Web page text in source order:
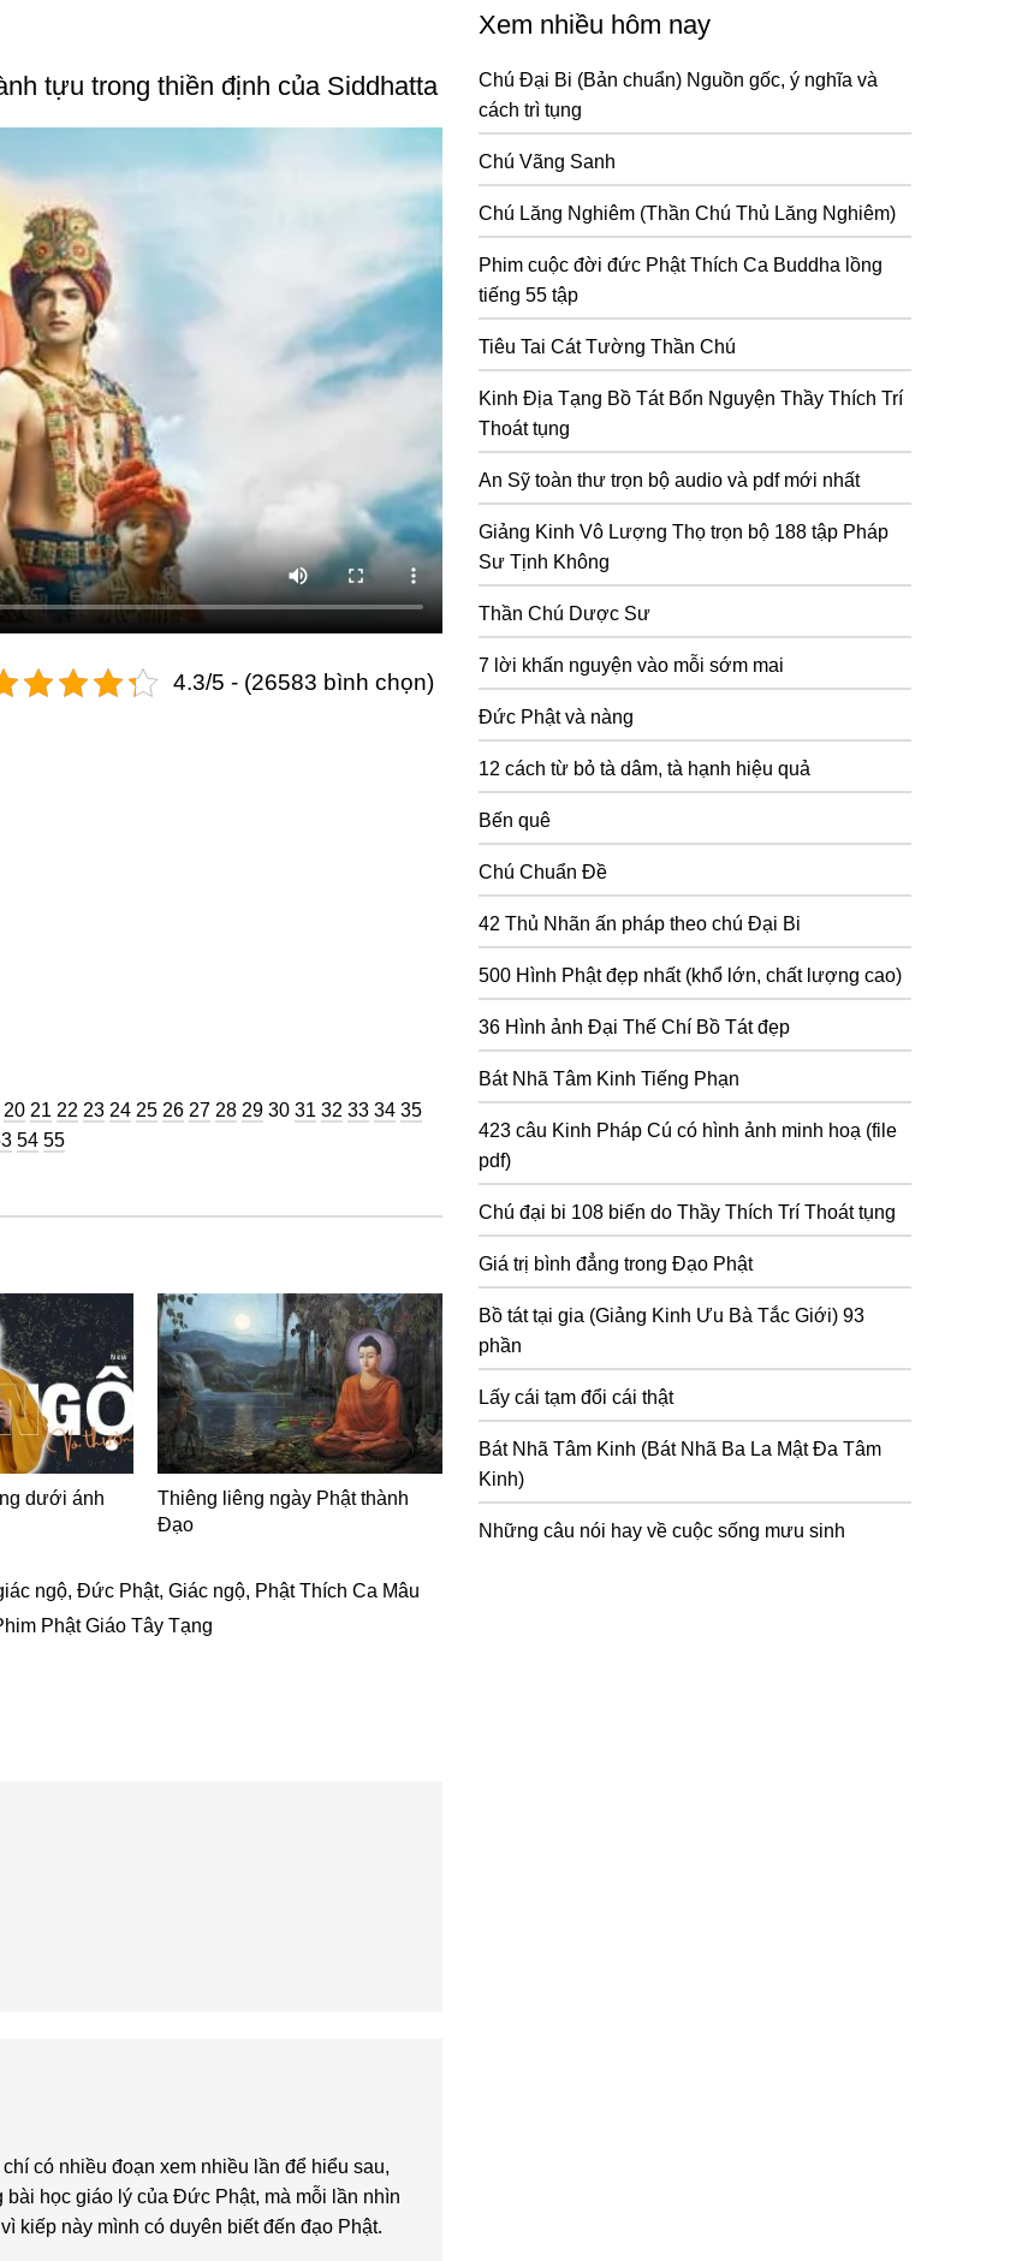
tựu trong thiền định của Siddhatta
4.3/5 - (26583 bình chọn)
Trang
20 Trang
21 Trang
22 Trang
23 Trang
24 Trang
25 Trang
26 Trang
27 Trang
28 Trang
29 Trang
30 Trang
31 Trang
32 Trang
33 Trang
34 Trang
35Trang
Trang
54 Trang
55
dưới ánh
Thiêng liêng ngày Phật thành
Đạo
ngộ, Đức Phật, Giác ngộ, Phật Thích Ca Mâu
Phật Giáo Tây Tạng
có nhiều đoạn xem nhiều lần để hiểu sau,
học giáo lý của Đức Phật, mà mỗi lần nhìn
kiếp này mình có duyên biết đến đạo Phật.
Xem nhiều hôm nay
Chú Đại Bi (Bản chuẩn) Nguồn gốc, ý nghĩa và
cách trì tụng
Chú Vãng Sanh
Chú Lăng Nghiêm (Thần Chú Thủ Lăng Nghiêm)
Phim cuộc đời đức Phật Thích Ca Buddha lồng
tiếng 55 tập
Tiêu Tai Cát Tường Thần Chú
Kinh Địa Tạng Bồ Tát Bổn Nguyện Thầy Thích Trí
Thoát tụng
An Sỹ toàn thư trọn bộ audio và pdf mới nhất
Giảng Kinh Vô Lượng Thọ trọn bộ 188 tập Pháp
Sư Tịnh Không
Thần Chú Dược Sư
7 lời khấn nguyện vào mỗi sớm mai
Đức Phật và nàng
12 cách từ bỏ tà dâm, tà hạnh hiệu quả
Bến quê
Chú Chuẩn Đề
42 Thủ Nhãn ấn pháp theo chú Đại Bi
500 Hình Phật đẹp nhất (khổ lớn, chất lượng cao)
36 Hình ảnh Đại Thế Chí Bồ Tát đẹp
Bát Nhã Tâm Kinh Tiếng Phạn
423 câu Kinh Pháp Cú có hình ảnh minh hoạ (file
pdf)
Chú đại bi 108 biến do Thầy Thích Trí Thoát tụng
Giá trị bình đẳng trong Đạo Phật
Bồ tát tại gia (Giảng Kinh Ưu Bà Tắc Giới) 93
phần
Lấy cái tạm đổi cái thật
Bát Nhã Tâm Kinh (Bát Nhã Ba La Mật Đa Tâm
Kinh)
Những câu nói hay về cuộc sống mưu sinh